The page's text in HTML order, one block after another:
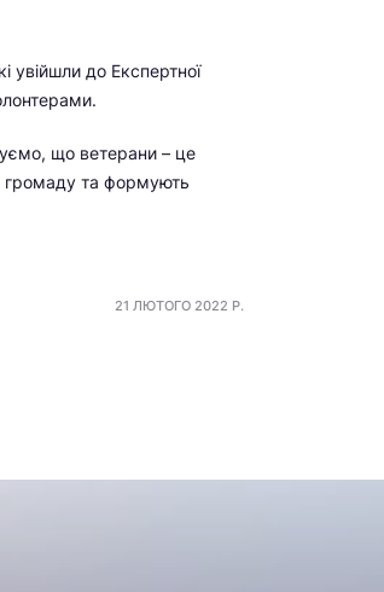
увійшли до Експертної
що ветерани – це
громаду та формують
21 ЛЮТОГО 2022 Р.